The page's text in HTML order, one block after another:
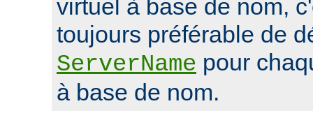
virtuel à base de nom,
toujours préférable de
ServerName pour
à base de nom.